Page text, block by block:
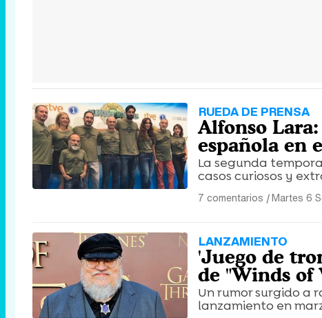
RUEDA DE PRENSA
Alfonso
española en
La segunda
casos curiosos y
7 comentarios |Martes 6
LANZAMIENTO
'Juego de
de "Winds of
Un rumor surgido a
lanzamiento en